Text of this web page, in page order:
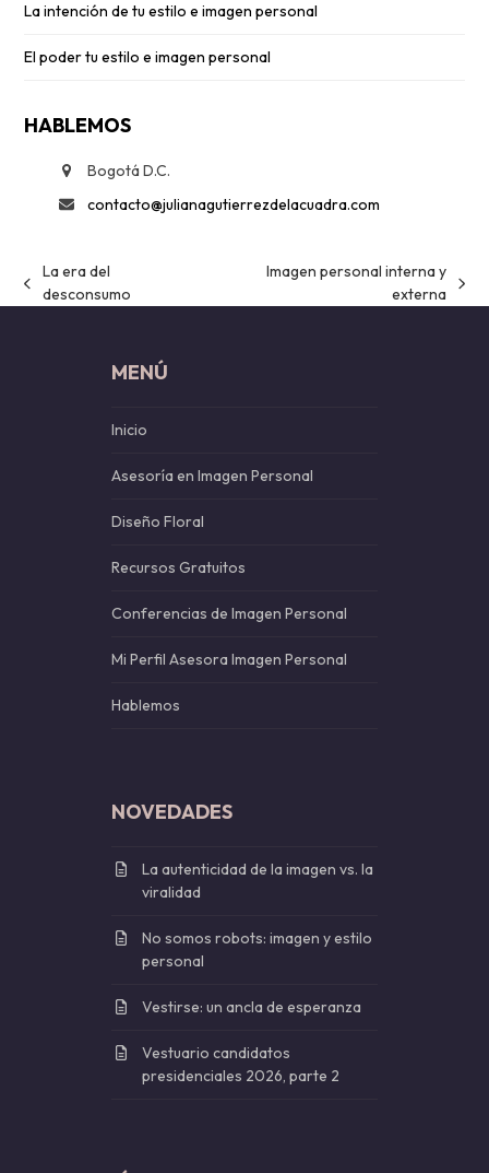
La intención de tu estilo e imagen personal
El poder tu estilo e imagen personal
HABLEMOS
Bogotá D.C.
contacto@julianagutierrezdelacuadra.com
previous
La era del
desconsumo
Imagen personal interna y
externa
MENÚ
Inicio
Asesoría en Imagen Personal
Diseño Floral
Recursos Gratuitos
Conferencias de Imagen Personal
Mi Perfil Asesora Imagen Personal
Hablemos
NOVEDADES
La autenticidad de la imagen vs. la
viralidad
No somos robots: imagen y estilo
personal
Vestirse: un ancla de esperanza
Vestuario candidatos
presidenciales 2026, parte 2